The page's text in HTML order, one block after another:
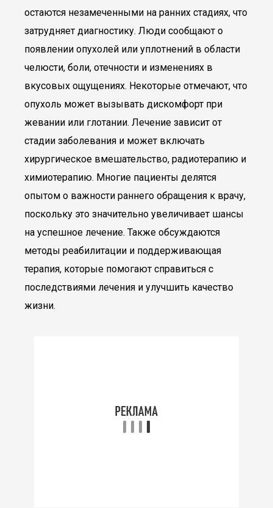
остаются незамеченными на ранних стадиях, что
затрудняет диагностику. Люди сообщают о
появлении опухолей или уплотнений в области
челюсти, боли, отечности и изменениях в
вкусовых ощущениях. Некоторые отмечают, что
опухоль может вызывать дискомфорт при
жевании или глотании. Лечение зависит от
стадии заболевания и может включать
хирургическое вмешательство, радиотерапию и
химиотерапию. Многие пациенты делятся
опытом о важности раннего обращения к врачу,
поскольку это значительно увеличивает шансы
на успешное лечение. Также обсуждаются
методы реабилитации и поддерживающая
терапия, которые помогают справиться с
последствиями лечения и улучшить качество
жизни.